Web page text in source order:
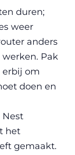
duren;
weer
anders
Pak
om
doen en
Nest
het
gemaakt.